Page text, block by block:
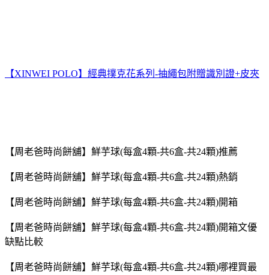
【XINWEI POLO】經典撲克花系列-抽繩包附贈識別證+皮夾
【周老爸時尚餅舖】鮮芋球(每盒4顆-共6盒-共24顆)推薦
【周老爸時尚餅舖】鮮芋球(每盒4顆-共6盒-共24顆)熱銷
【周老爸時尚餅舖】鮮芋球(每盒4顆-共6盒-共24顆)開箱
【周老爸時尚餅舖】鮮芋球(每盒4顆-共6盒-共24顆)開箱文優
缺點比較
【周老爸時尚餅舖】鮮芋球(每盒4顆-共6盒-共24顆)哪裡買最